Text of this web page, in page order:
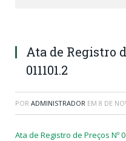
Ata de Registro
011101.2
POR ADMINISTRADOR EM 8 DE
Ata de Registro de Preços Nº